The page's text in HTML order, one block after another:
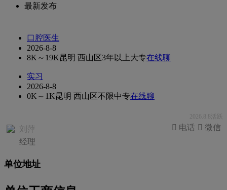
最新发布
口腔医生
2026-8-8
8K～19K昆明 西山区3年以上大专在线聊
实习
2026-8-8
0K～1K昆明 西山区不限中专在线聊
2026.8.8活跃
刘萍
经理
 微信
 电话
单位地址